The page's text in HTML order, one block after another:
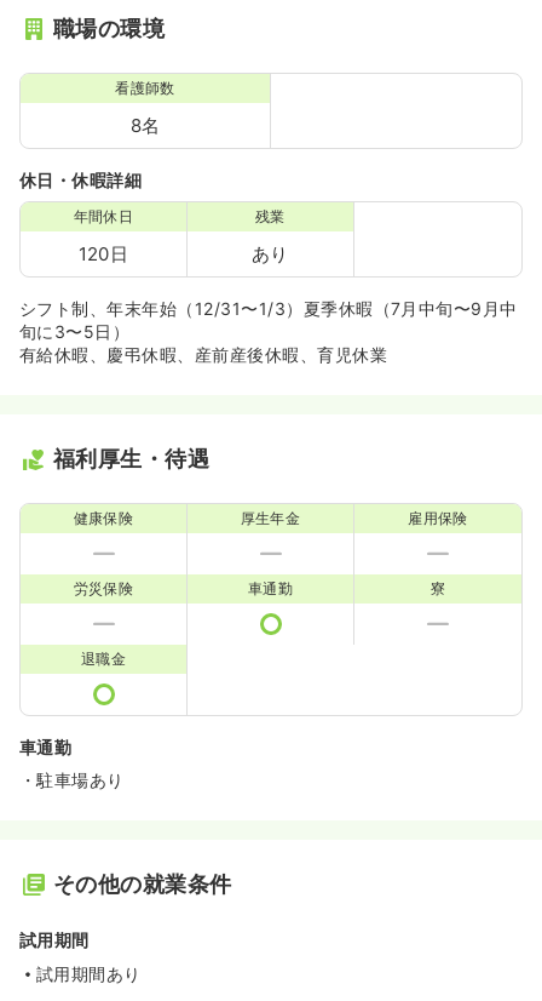
職場の環境
看護師数
8名
休日・休暇詳細
年間休日
120日
残業
あり
シフト制、年末年始（12/31〜1/3）夏季休暇（7月中旬〜9月中
旬に3〜5日）
有給休暇、慶弔休暇、産前産後休暇、育児休業
福利厚生・待遇
健康保険 厚生年金 雇用保険
労災保険 車通勤 寮
退職金
車通勤
・駐車場あり
その他の就業条件
試用期間
試用期間あり